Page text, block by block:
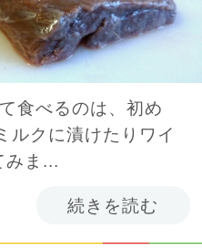
食べるのは、初め
ルクに漬けたりワイ
みま...
続きを読む